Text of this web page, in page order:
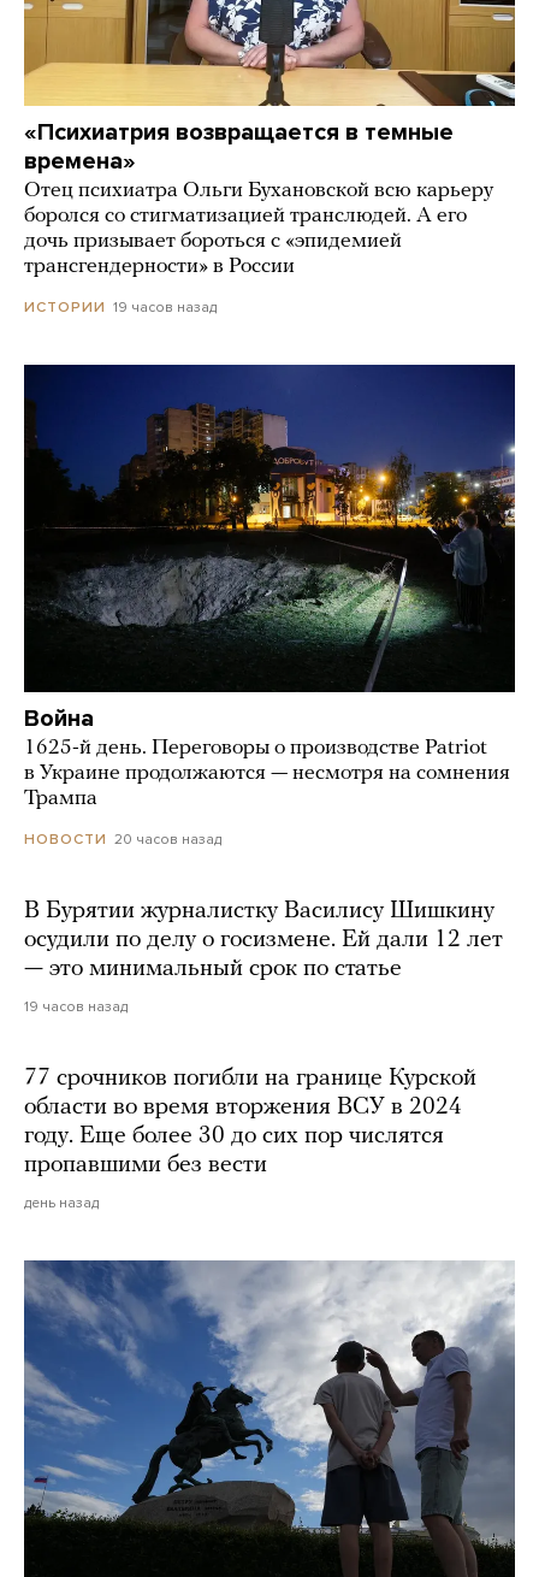
«Психиатрия возвращается в темные
времена»
Отец психиатра Ольги Бухановской всю карьеру
боролся со стигматизацией транслюдей. А его
дочь призывает бороться с «эпидемией
трансгендерности» в России
ИСТОРИИ 19 часов назад
Война
1625-й день. Переговоры о производстве Patriot
в Украине продолжаются — несмотря на сомнения
Трампа
НОВОСТИ 20 часов назад
В Бурятии журналистку Василису Шишкину
осудили по делу о госизмене. Ей дали 12 лет
— это минимальный срок по статье
19 часов назад
77 срочников погибли на границе Курской
области во время вторжения ВСУ в 2024
году. Еще более 30 до сих пор числятся
пропавшими без вести
день назад